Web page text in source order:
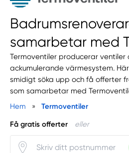
samarbetar med
Termoventiler producerar
ackumulerande värmesystem.
smidigt söka upp och få offerter
som samarbetar med
Hem
» Termoventiler
Få gratis offerter eller